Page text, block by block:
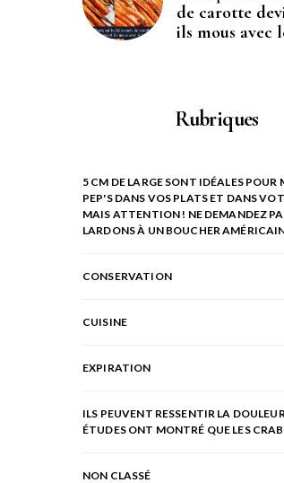
de carotte
ils mous avec
Rubriques
5 CM DE LARGE SONT IDÉALES POUR
PEP'S DANS VOS PLATS ET DANS
MAIS ATTENTION ! NE DEMANDEZ
LARDONS À UN BOUCHER
CONSERVATION
CUISINE
EXPIRATION
ILS PEUVENT RESSENTIR LA
ÉTUDES ONT MONTRÉ QUE LES
NON CLASSÉ